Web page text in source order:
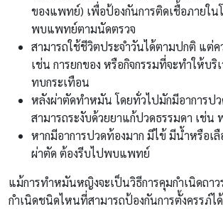
ของแพทย์) เพื่อป้องกันการติดเชื้อภายใน
พบแพทย์ตามนัดตรวจ
สามารถใช้ชีวิตประจำวันได้ตามปกติ แต่ค
เช่น การยกของ หรือกิจกรรมที่จะทำให้บริ
ทบกระเทือน
หลังผ่าตัดทำหมัน โดยทั่วไปมักมีอาการปว
สามารถระงับด้วยยาแก้ปวดธรรมดา เช่น
หากมีอาการปวดท้องมาก มีไข้ มีน้ำหรือเ
ผ่าตัด ต้องรีบไปพบแพทย์
แม้การทำหมันหญิงจะเป็นวิธีการคุมกำเนิดถา
กำเนิดชนิดไหนที่สามารถป้องกันการตั้งครรภ์ไ